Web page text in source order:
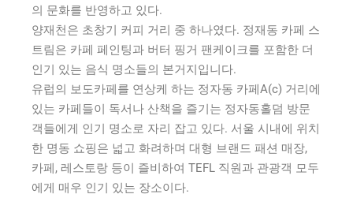
의 문화를 반영하고 있다.
양재천은 초창기 커피 거리 중 하나였다. 정재동 카페 스
트림은 카페 페인팅과 버터 핑거 팬케이크를 포함한 더
인기 있는 음식 명소들의 본거지입니다.
유럽의 보도카페를 연상케 하는 정자동 카페A(c) 거리에
있는 카페들이 독서나 산책을 즐기는 정자동홀덤 방문
객들에게 인기 명소로 자리 잡고 있다. 서울 시내에 위치
한 명동 쇼핑은 넓고 화려하며 대형 브랜드 패션 매장,
카페, 레스토랑 등이 즐비하여 TEFL 직원과 관광객 모두
에게 매우 인기 있는 장소이다.